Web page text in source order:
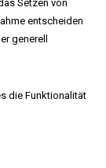
Setzen von
entscheiden
generell
die Funktionalität